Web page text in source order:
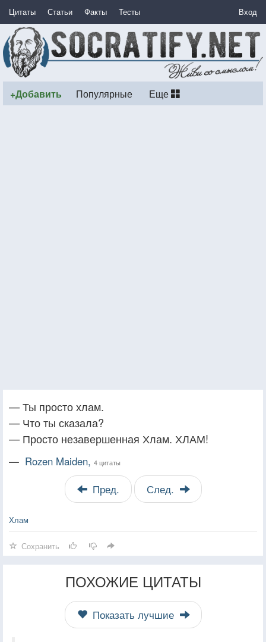
Цитаты Статьи Факты Тесты Вход
+Добавить Популярные Еще
— Ты просто хлам.
— Что ты сказала?
— Просто незавершенная Хлам. ХЛАМ!
— Rozen Maiden, 4 цитаты
Пред. След.
Хлам
Сохранить
ПОХОЖИЕ ЦИТАТЫ
Показать лучшие